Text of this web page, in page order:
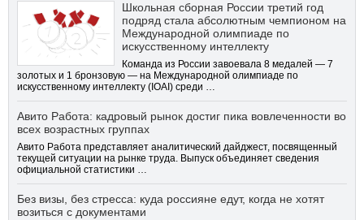
Школьная сборная России третий год
подряд стала абсолютным чемпионом на
Международной олимпиаде по
искусственному интеллекту
Команда из России завоевала 8 медалей — 7
золотых и 1 бронзовую — на Международной олимпиаде по
искусственному интеллекту (IOAI) среди …
Авито Работа: кадровый рынок достиг пика вовлеченности во
всех возрастных группах
Авито Работа представляет аналитический дайджест, посвященный
текущей ситуации на рынке труда. Выпуск объединяет сведения
официальной статистики …
Без визы, без стресса: куда россияне едут, когда не хотят
возиться с документами